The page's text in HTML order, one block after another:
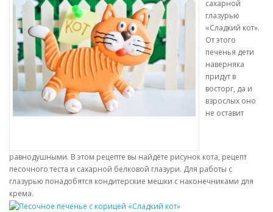
сахарной
глазурью
«Сладкий кот».
От этого
печенья дети
наверняка
придут в
восторг, да и
взрослых оно
не оставит
равнодушными. В этом рецепте вы найдёте рисунок кота, рецепт
песочного теста и сахарной белковой глазури. Для работы с
глазурью понадобятся кондитерские мешки с наконечниками для
крема.